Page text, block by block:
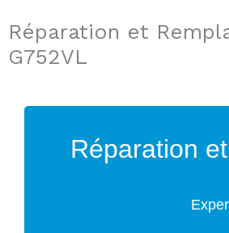
Réparation et
G752VL
Réparation